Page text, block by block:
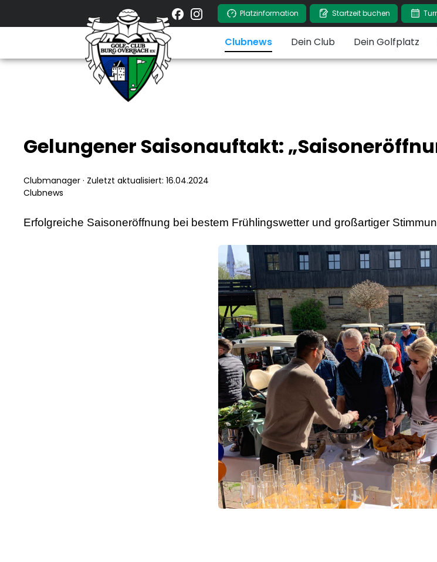
Zur Hauptnavigation springen Platzinformation Startzeit buchen
Clubnews Dein Club Dein Golfplatz
Gelungener Saisonauftakt:
Clubmanager · Zuletzt aktualisiert: 16.04.2024
Clubnews
Erfolgreiche Saisoneröffnung bei bestem Frühlingswetter und großartiger